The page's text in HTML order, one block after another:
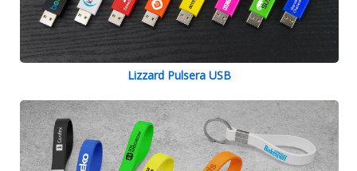
Lizzard Pulsera USB